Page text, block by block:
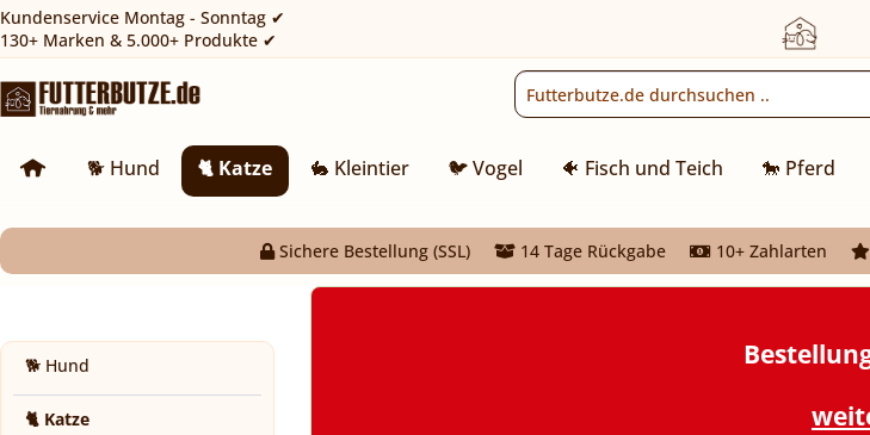
Kundenservice Montag - Sonntag ✔
130+ Marken & 5.000+ Produkte ✔
🐕 Hund 🐈 Katze 🐇 Kleintier 🐦 Vogel 🐠 Fisch und Teich 🐎 Pferd
Sichere Bestellung (SSL) 14 Tage Rückgabe 10+ Zahlarten
🐕 Hund
🐈 Katze